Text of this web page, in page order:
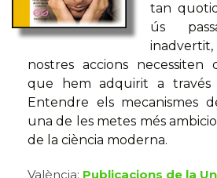
tan
ús
nostres accions necessiten
que hem adquirit a través
Entendre els mecanismes
una de les metes més
de la ciència moderna.
València: Publicacions de la